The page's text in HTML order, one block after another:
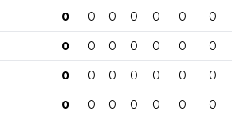
0 0 0 0 0 0 0
0 0 0 0 0 0 0
0 0 0 0 0 0 0
0 0 0 0 0 0 0